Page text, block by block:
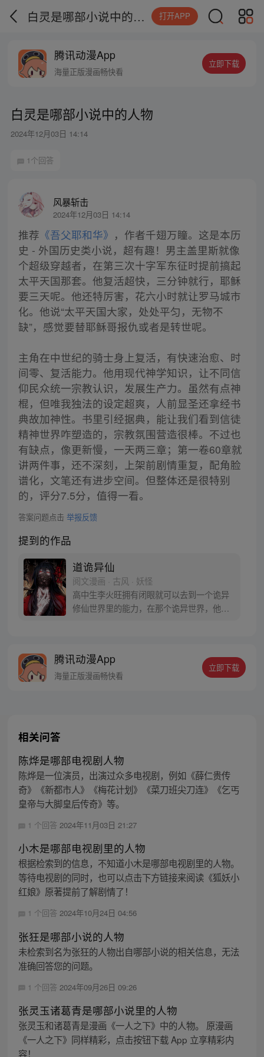
白灵是哪部小说中的人物 打开APP
腾讯动漫App
海量正版漫画畅快看
立即下载
白灵是哪部小说中的人物
2024年12月03日 14:14
1个回答
风暴斩击
2024年12月03日 14:14
推荐 《吾父耶和华》 ，作者千翅万瞳。这是本历
史 - 外国历史类小说，超有趣！男主盖里斯就像
个超级穿越者，在第三次十字军东征时提前搞起
太平天国那套。他复活超快，三分钟就行，耶稣
要三天呢。他还特厉害，花六小时就让罗马城市
化。他说“太平天国大家，处处平匀，无物不
缺”，感觉要替耶稣哥报仇或者是转世呢。
主角在中世纪的骑士身上复活，有快速治愈、时
间零、复活能力。他用现代神学知识，让不同信
仰民众统一宗教认识，发展生产力。虽然有点神
棍，但唯我独法的设定超爽，人前显圣还拿经书
典故加神性。书里引经据典，能让我们看到信徒
精神世界咋塑造的，宗教氛围营造很棒。不过也
有缺点，像更新慢，一天两三章；第一卷60章就
讲两件事，还不深刻，上架前剧情重复，配角脸
谱化，文笔还有进步空间。但整体还是很特别
的，评分7.5分，值得一看。
答案问题点击 举报反馈
提到的作品
道诡异仙
阅文漫画 · 古风 · 妖怪
高中生李火旺拥有闭眼就可以去到一个诡异
修仙世界里的能力，在那个诡异世界，他被
诉他，诡异修仙世界不过是他的幻觉。现在
真真假假，假假真真，李火旺崩溃的哭喊
腾讯动漫App
海量正版漫画畅快看
立即下载
相关问答
陈烨是哪部电视剧人物
陈烨是一位演员，出演过众多电视剧，例如《薛仁贵传
奇》《新都市人》《梅花计划》《菜刀班尖刀连》《乞丐
皇帝与大脚皇后传奇》等。
1 个回答 2024年11月03日 21:27
小木是哪部电视剧里的人物
根据检索到的信息，不知道小木是哪部电视剧里的人物。
等待电视剧的同时，也可以点击下方链接来阅读《狐妖小
红娘》原著提前了解剧情了！
1 个回答 2024年10月24日 04:56
张狂是哪部小说的人物
未检索到名为张狂的人物出自哪部小说的相关信息，无法
准确回答您的问题。
1 个回答 2024年09月26日 09:26
张灵玉诸葛青是哪部小说里的人物
张灵玉和诸葛青是漫画《一人之下》中的人物。 原漫画
《一人之下》同样精彩，点击按钮下载 App 立享精彩内
容！